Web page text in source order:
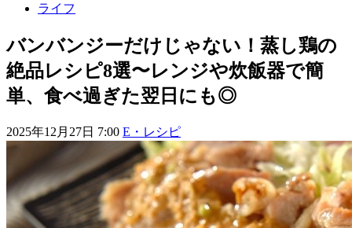
ライフ
バンバンジーだけじゃない！蒸し鶏の
絶品レシピ8選〜レンジや炊飯器で簡
単、食べ過ぎた翌日にも◎
2025年12月27日 7:00 E・レシピ